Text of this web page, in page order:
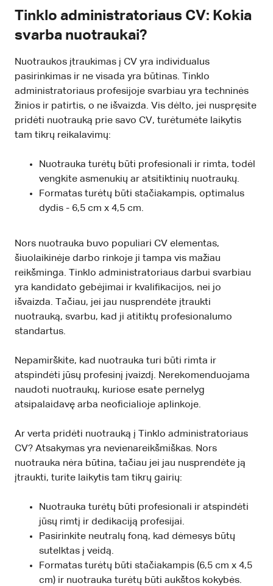
Tinklo administratoriaus CV: Kokia
svarba nuotraukai?
Nuotraukos įtraukimas į CV yra individualus
pasirinkimas ir ne visada yra būtinas. Tinklo
administratoriaus profesijoje svarbiau yra techninės
žinios ir patirtis, o ne išvaizda. Vis dėlto, jei nuspręsite
pridėti nuotrauką prie savo CV, turėtumėte laikytis
tam tikrų reikalavimų:
Nuotrauka turėtų būti profesionali ir rimta, todėl
vengkite asmenukių ar atsitiktinių nuotraukų.
Formatas turėtų būti stačiakampis, optimalus
dydis - 6,5 cm x 4,5 cm.
Nors nuotrauka buvo populiari CV elementas,
šiuolaikinėje darbo rinkoje ji tampa vis mažiau
reikšminga. Tinklo administratoriaus darbui svarbiau
yra kandidato gebėjimai ir kvalifikacijos, nei jo
išvaizda. Tačiau, jei jau nusprendėte įtraukti
nuotrauką, svarbu, kad ji atitiktų profesionalumo
standartus.
Nepamirškite, kad nuotrauka turi būti rimta ir
atspindėti jūsų profesinį įvaizdį. Nerekomenduojama
naudoti nuotraukų, kuriose esate pernelyg
atsipalaidavę arba neoficialioje aplinkoje.
Ar verta pridėti nuotrauką į Tinklo administratoriaus
CV? Atsakymas yra nevienareikšmiškas. Nors
nuotrauka nėra būtina, tačiau jei jau nusprendėte ją
įtraukti, turite laikytis tam tikrų gairių:
Nuotrauka turėtų būti profesionali ir atspindėti
jūsų rimtį ir dedikaciją profesijai.
Pasirinkite neutralų foną, kad dėmesys būtų
sutelktas į veidą.
Formatas turėtų būti stačiakampis (6,5 cm x 4,5
cm) ir nuotrauka turėtų būti aukštos kokybės.